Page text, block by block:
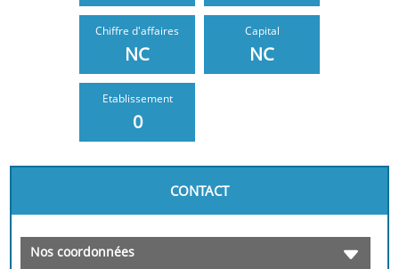
Chiffre d'affaires
NC
Capital
NC
Etablissement
0
CONTACT
Nos coordonnées